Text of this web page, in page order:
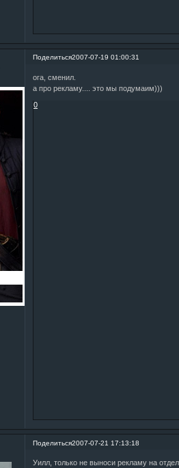
Поделиться2007-07-19 01:00:31
ога, сменил.
а про рекламу.... это мы подумаим)))
0
Поделиться2007-07-21 17:13:18
Уилл, только не выноси рекламу на